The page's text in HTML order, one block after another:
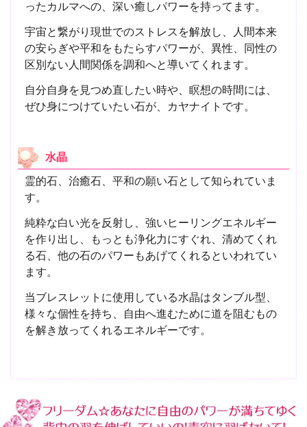
ったカルマへの、深い癒しパワーを持ってます。
宇宙と繋がり現世でのストレスを解放し、人間本来
の安らぎや平和をもたらすパワーが、異性、同性の
区別ない人間関係を調和へと導いてくれます。
自分自身を見つめ直したい時や、瞑想の時間には、
ぜひ身につけていたい石が、カヤナイトです。
水晶
霊的石、治癒石、平和の願い石として知られていま
す。
純粋な白い光を反射し、強いヒーリングエネルギー
を作り出し、もっとも浄化力にすぐれ、清めてくれ
る石、他の石のパワーもあげてくれるといわれてい
ます。
当ブレスレットに使用している水晶はタンブル型、
様々な個性を持ち、自由へ進むために道を阻むもの
を解き放ってくれるエネルギーです。